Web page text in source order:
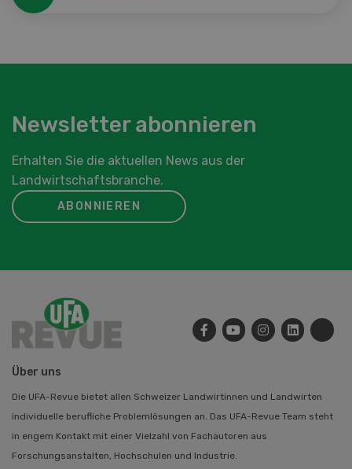
Newsletter abonnieren
Erhalten Sie die aktuellen News aus der
Landwirtschaftsbranche.
ABONNIEREN
Über uns
Die UFA-Revue bietet allen Schweizer Landwirtinnen und Landwirten
individuelle berufliche Problemlösungen an. Das UFA-Revue Team steht
in engem Kontakt mit einer Vielzahl von Fachautoren aus
Forschungsanstalten, Hochschulen und Industrie.